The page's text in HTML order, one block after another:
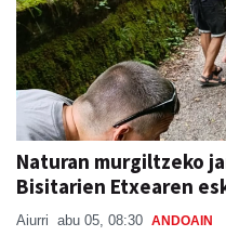
Naturan murgiltzeko
Bisitarien Etxearen
Aiurri abu 05, 08:30 ANDOAIN